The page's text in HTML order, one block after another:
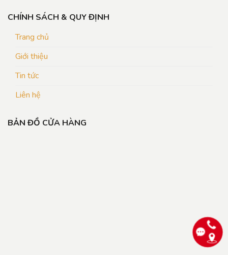
CHÍNH SÁCH & QUY ĐỊNH
Trang chủ
Giới thiệu
Tin tức
Liên hệ
BẢN ĐỒ CỬA HÀNG